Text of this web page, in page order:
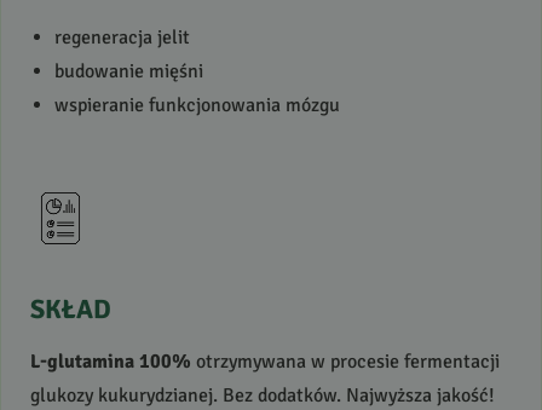
regeneracja jelit
budowanie mięśni
wspieranie funkcjonowania mózgu
SKŁAD
L-glutamina 100% otrzymywana w procesie fermentacji
glukozy kukurydzianej. Bez dodatków. Najwyższa jakość!